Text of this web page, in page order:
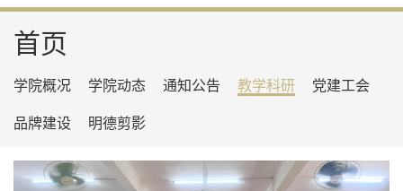
首页
学院概况 学院动态 通知公告 教学科研 党建工会
品牌建设 明德剪影